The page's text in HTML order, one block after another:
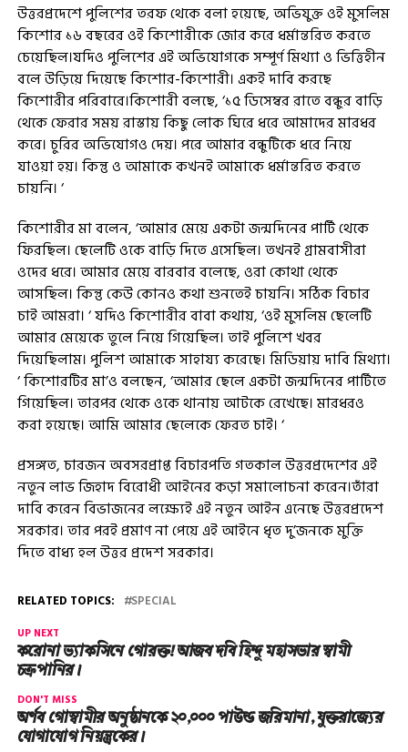
উত্তরপ্রদেশে পুলিশের তরফ থেকে বলা হয়েছে, অভিযুক্ত ওই মুসলিম
কিশোর ১৬ বছরের ওই কিশোরীকে জোর করে ধর্মান্তরিত করতে
চেয়েছিল‌।যদিও পুলিশের এই অভিযোগকে সম্পূর্ণ মিথ্যা ও ভিত্তিহীন
বলে উড়িয়ে দিয়েছে কিশোর-কিশোরী। একই দাবি করছে
কিশোরীর পরিবারে।কিশোরী বলছে, ‘১৫ ডিসেম্বর রাতে বন্ধুর বাড়ি
থেকে ফেরার সময় রাস্তায় কিছু লোক ঘিরে ধরে আমাদের মারধর
করে। চুরির অভিযোগও দেয়। পরে আমার বন্ধুটিকে ধরে নিয়ে
যাওয়া হয়। কিন্তু ও আমাকে কখনই আমাকে ধর্মান্তরিত করতে
চায়নি। ‘
কিশোরীর মা বলেন, ‘আমার মেয়ে একটা জন্মদিনের পার্টি থেকে
ফিরছিল। ছেলেটি ওকে বাড়ি দিতে এসেছিল। তখনই গ্রামবাসীরা
ওদের ধরে। আমার মেয়ে বারবার বলেছে, ওরা কোথা থেকে
আসছিল। কিন্তু কেউ কোনও কথা শুনতেই চায়নি। সঠিক বিচার
চাই আমরা। ‘ যদিও কিশোরীর বাবা কথায়, ‘ওই মুসলিম ছেলেটি
আমার মেয়েকে তুলে নিয়ে গিয়েছিল। তাই পুলিশে খবর
দিয়েছিলাম। পুলিশ আমাকে সাহায্য করেছে। মিডিয়ায় দাবি মিথ্যা।
‘ কিশোরটির মা’ও বলছেন, ‘আমার ছেলে একটা জন্মদিনের পার্টিতে
গিয়েছিল। তারপর থেকে ওকে থানায় আটকে রেখেছে। মারধরও
করা হয়েছে। আমি আমার ছেলেকে ফেরত চাই। ‘
প্রসঙ্গত, চারজন অবসরপ্রাপ্ত বিচারপতি গতকাল উত্তরপ্রদেশের এই
নতুন লাভ জিহাদ বিরোধী আইনের কড়া সমালোচনা করেন।তাঁরা
দাবি করেন বিভাজনের লক্ষ্যেই এই নতুন আইন এনেছে উত্তরপ্রদেশ
সরকার। তার পরই প্রমাণ না পেয়ে এই আইনে ধৃত দু’জনকে মুক্তি
দিতে বাধ্য হল উত্তর প্রদেশ সরকার।
RELATED TOPICS: SPECIAL
UP NEXT
করোনা ভ্যাকসিনে গোরক্ত! আজব দবি হিন্দু মহাসভার স্বামী
চক্রপানির।
DON'T MISS
অর্ণব গোস্বামীর অনুষ্ঠানকে ২০,০০০ পাউন্ড জরিমানা, যুক্তরাজ্যের
যোগাযোগ নিয়ন্ত্রকের।